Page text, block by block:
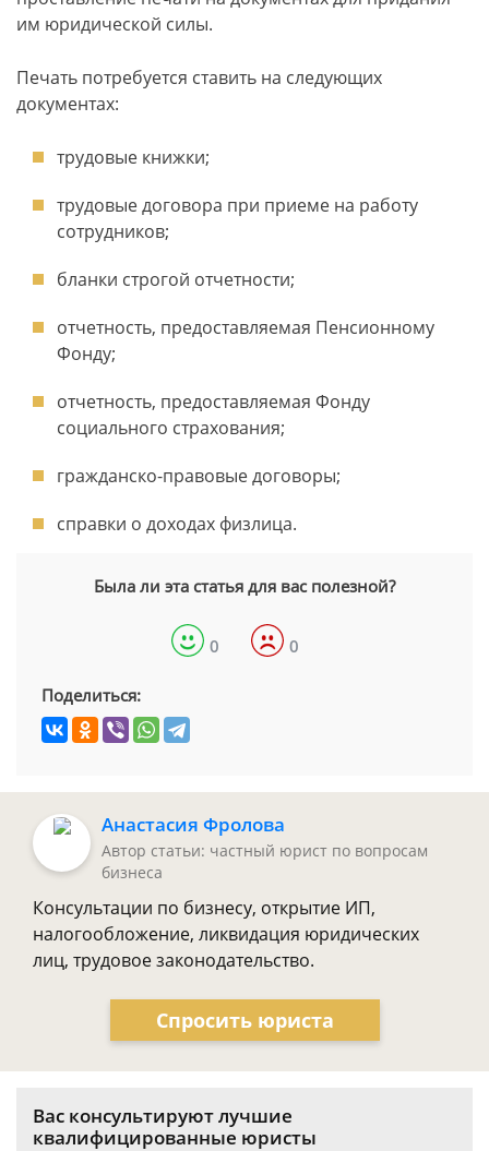
им юридической силы.
Печать потребуется ставить на следующих
документах:
трудовые книжки;
трудовые договора при приеме на работу
сотрудников;
бланки строгой отчетности;
отчетность, предоставляемая Пенсионному
Фонду;
отчетность, предоставляемая Фонду
социального страхования;
гражданско-правовые договоры;
справки о доходах физлица.
Была ли эта статья для вас полезной?
0 0
Поделиться:
Анастасия Фролова
Автор статьи: частный юрист по вопросам
бизнеса
Консультации по бизнесу, открытие ИП,
налогообложение, ликвидация юридических
лиц, трудовое законодательство.
Спросить юриста
Вас консультируют лучшие
квалифицированные юристы